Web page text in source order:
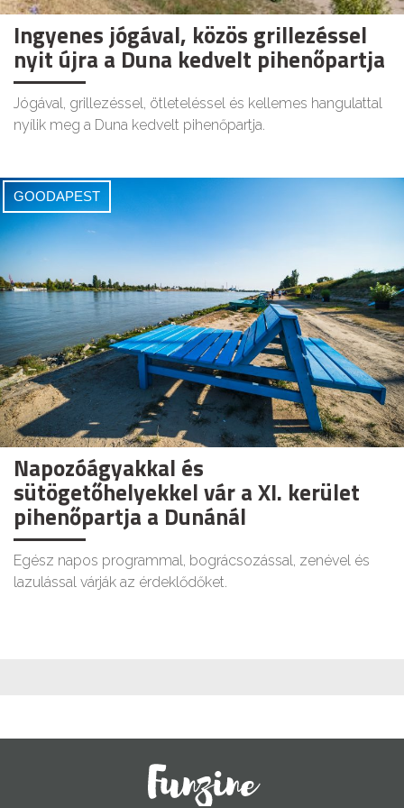
Ingyenes jógával, közös grillezéssel
nyit újra a Duna kedvelt pihenőpartja
Jógával, grillezéssel, ötleteléssel és kellemes hangulattal
nyílik meg a Duna kedvelt pihenőpartja.
GOODAPEST
Napozóágyakkal és
sütögetőhelyekkel vár a XI. kerület
pihenőpartja a Dunánál
Egész napos programmal, bográcsozással, zenével és
lazulással várják az érdeklődőket.